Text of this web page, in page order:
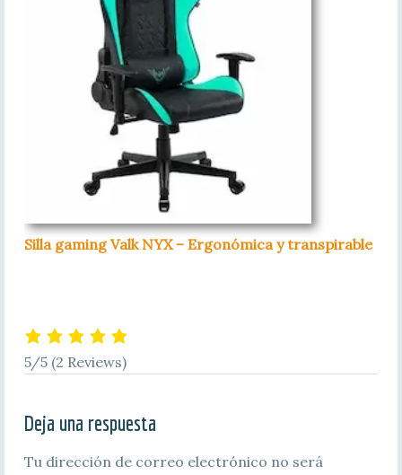
Silla gaming Valk NYX – Ergonómica y transpirable
5/5 (2 Reviews)
Deja una respuesta
Tu dirección de correo electrónico no será